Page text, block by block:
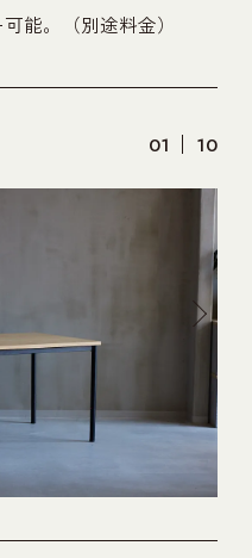
能。（別途料金）
01 10